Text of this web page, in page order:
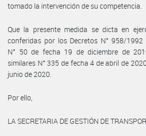
tomado la intervención de su competencia.
Que la presente medida se dicta en
conferidas por los Decretos N° 958/
N° 50 de fecha 19 de diciembre de
similares N° 335 de fecha 4 de abril de
junio de 2020.
Por ello,
LA SECRETARIA DE GESTIÓN DE